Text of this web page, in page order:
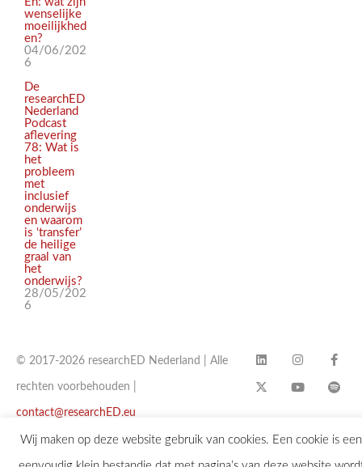
wenselijke
moeilijkhed
en?
04/06/202
6
De
researchED
Nederland
Podcast
aflevering
78: Wat is
het
probleem
met
inclusief
onderwijs
en waarom
is ‘transfer’
de heilige
graal van
het
onderwijs?
28/05/202
6
© 2017-2026 researchED Nederland | Alle
rechten voorbehouden |
contact@researchED.eu
Wij maken op deze website gebruik van cookies. Een cookie is een